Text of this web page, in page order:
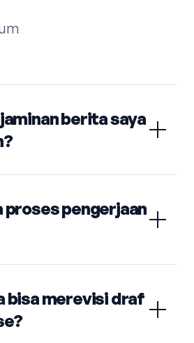
berita saya
proses pengerjaan
bisa merevisi draf